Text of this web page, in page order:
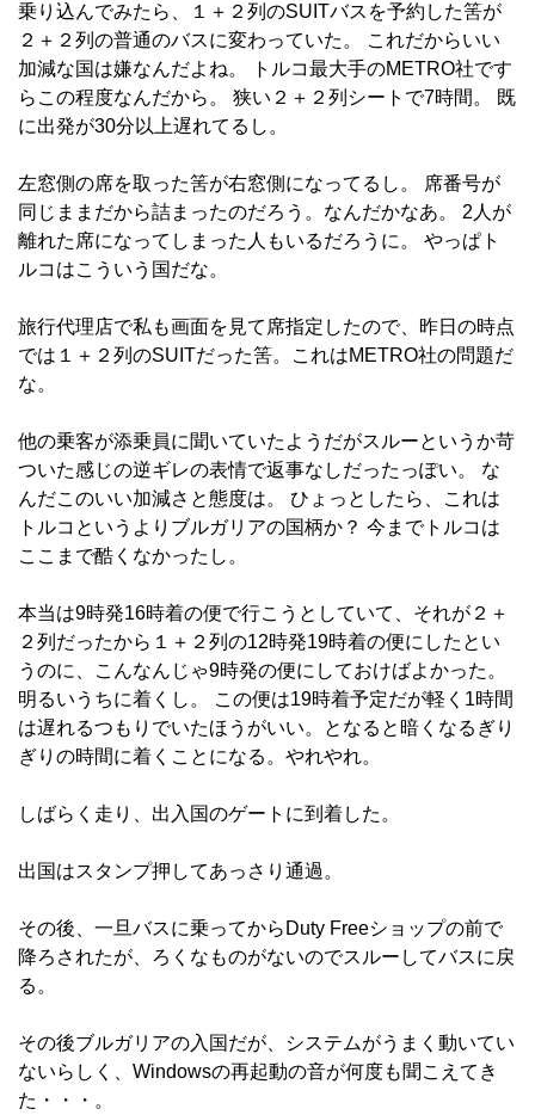
乗り込んでみたら、１＋２列のSUITバスを予約した筈が
２＋２列の普通のバスに変わっていた。 これだからいい
加減な国は嫌なんだよね。 トルコ最大手のMETRO社です
らこの程度なんだから。 狭い２＋２列シートで7時間。 既
に出発が30分以上遅れてるし。
左窓側の席を取った筈が右窓側になってるし。 席番号が
同じままだから詰まったのだろう。なんだかなあ。 2人が
離れた席になってしまった人もいるだろうに。 やっぱト
ルコはこういう国だな。
旅行代理店で私も画面を見て席指定したので、昨日の時点
では１＋２列のSUITだった筈。これはMETRO社の問題だ
な。
他の乗客が添乗員に聞いていたようだがスルーというか苛
ついた感じの逆ギレの表情で返事なしだったっぽい。 な
んだこのいい加減さと態度は。 ひょっとしたら、これは
トルコというよりブルガリアの国柄か？ 今までトルコは
ここまで酷くなかったし。
本当は9時発16時着の便で行こうとしていて、それが２＋
２列だったから１＋２列の12時発19時着の便にしたとい
うのに、こんなんじゃ9時発の便にしておけばよかった。
明るいうちに着くし。 この便は19時着予定だが軽く1時間
は遅れるつもりでいたほうがいい。となると暗くなるぎり
ぎりの時間に着くことになる。やれやれ。
しばらく走り、出入国のゲートに到着した。
出国はスタンプ押してあっさり通過。
その後、一旦バスに乗ってからDuty Freeショップの前で
降ろされたが、ろくなものがないのでスルーしてバスに戻
る。
その後ブルガリアの入国だが、システムがうまく動いてい
ないらしく、Windowsの再起動の音が何度も聞こえてき
た・・・。